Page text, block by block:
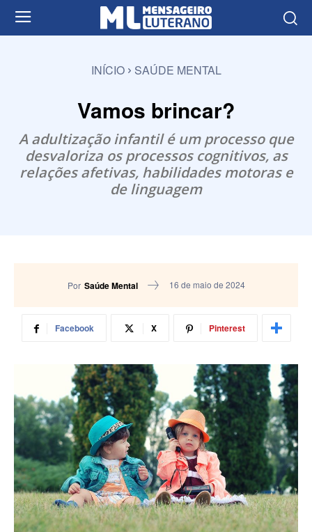
INÍCIO SAÚDE MENTAL
Vamos brincar?
A adultização infantil é um processo que
desvaloriza os processos cognitivos, as
relações afetivas, habilidades motoras e
de linguagem
Por Saúde Mental 16 de maio de 2024
Facebook X Pinterest